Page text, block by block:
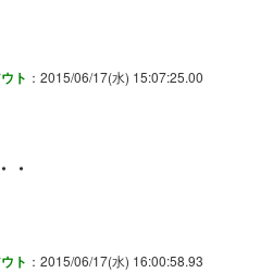
ト ：2015/06/17(水) 15:07:25.00
・
ト ：2015/06/17(水) 16:00:58.93